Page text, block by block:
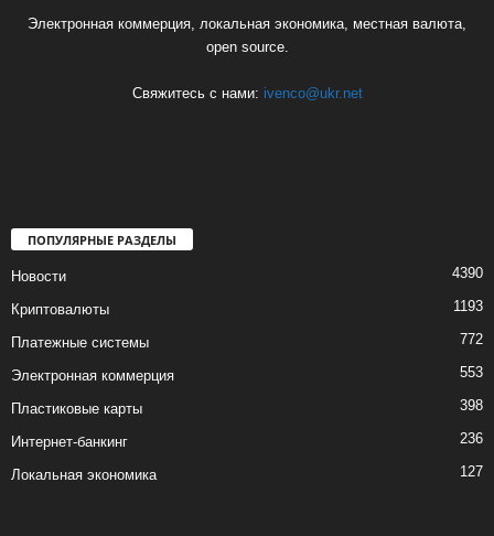
Электронная коммерция, локальная экономика, местная валюта,
open source.
Свяжитесь с нами: ivenco@ukr.net
ПОПУЛЯРНЫЕ РАЗДЕЛЫ
Новости 4390
Криптовалюты 1193
Платежные системы 772
Электронная коммерция 553
Пластиковые карты 398
Интернет-банкинг 236
Локальная экономика 127